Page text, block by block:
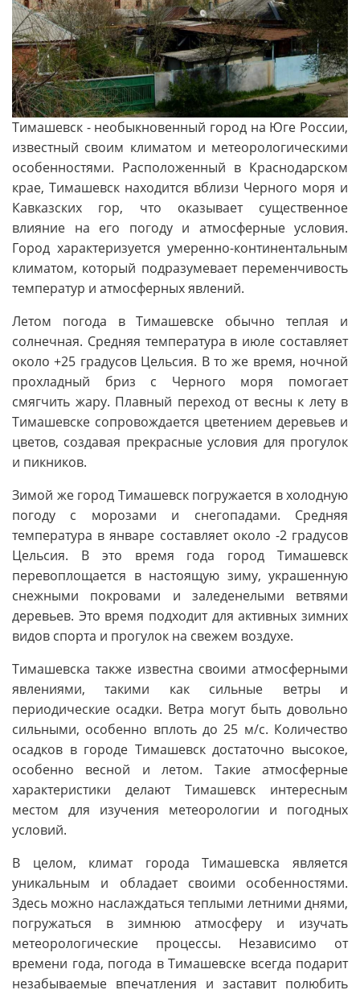
Тимашевск - необыкновенный город на Юге России,
известный своим климатом и метеорологическими
особенностями. Расположенный в Краснодарском
крае, Тимашевск находится вблизи Черного моря и
Кавказских гор, что оказывает существенное
влияние на его погоду и атмосферные условия.
Город характеризуется умеренно-континентальным
климатом, который подразумевает переменчивость
температур и атмосферных явлений.
Летом погода в Тимашевске обычно теплая и
солнечная. Средняя температура в июле составляет
около +25 градусов Цельсия. В то же время, ночной
прохладный бриз с Черного моря помогает
смягчить жару. Плавный переход от весны к лету в
Тимашевске сопровождается цветением деревьев и
цветов, создавая прекрасные условия для прогулок
и пикников.
Зимой же город Тимашевск погружается в холодную
погоду с морозами и снегопадами. Средняя
температура в январе составляет около -2 градусов
Цельсия. В это время года город Tимашевск
перевоплощается в настоящую зиму, украшенную
снежными покровами и заледенелыми ветвями
деревьев. Это время подходит для активных зимних
видов спорта и прогулок на свежем воздухе.
Тимашевска также известна своими атмосферными
явлениями, такими как сильные ветры и
периодические осадки. Ветра могут быть довольно
сильными, особенно вплоть до 25 м/с. Количество
осадков в городе Тимашевск достаточно высокое,
особенно весной и летом. Такие атмосферные
характеристики делают Тимашевск интересным
местом для изучения метеорологии и погодных
условий.
В целом, климат города Тимашевска является
уникальным и обладает своими особенностями.
Здесь можно наслаждаться теплыми летними днями,
погружаться в зимнюю атмосферу и изучать
метеорологические процессы. Независимо от
времени года, погода в Тимашевске всегда подарит
незабываемые впечатления и заставит полюбить